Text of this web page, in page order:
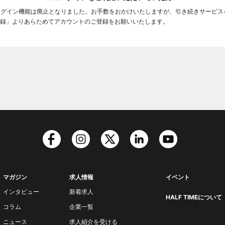
イン機能は廃止となりました。お手数をおかけいたしますが、引き続きサービス
」よりあらためてアカウントのご登録をお願いいたします。
マガジン
インタビュー
コラム
ニュース
求人情報
新着求人
企業一覧
求人紹介を受ける
イベント
HALF TIMEについて